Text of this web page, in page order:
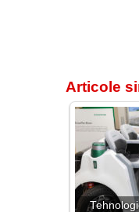
Articole